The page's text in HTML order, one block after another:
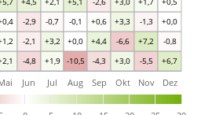
-4,8 +1,9 -10,5 -4,3 +3,0 -5,5 +6,7
-2,1 +3,2 +0,0 +4,4 -6,6 +7,2 -0,8
-2,9 -0,7 -0,1 +0,6 +3,3 -1,3 +0,0
Jun Jul Aug Sep Okt Nov Dez